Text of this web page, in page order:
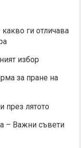
ги отличава
избор
за пране на
през лятото
– Важни съвети